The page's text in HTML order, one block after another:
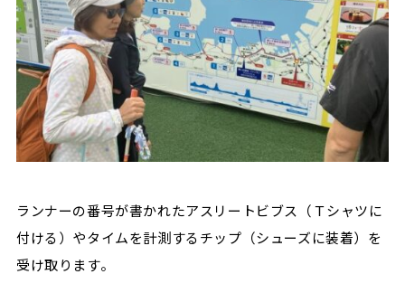
ランナーの番号が書かれたアスリートビブス（Ｔシャツに
付ける）やタイムを計測するチップ（シューズに装着）を
受け取ります。